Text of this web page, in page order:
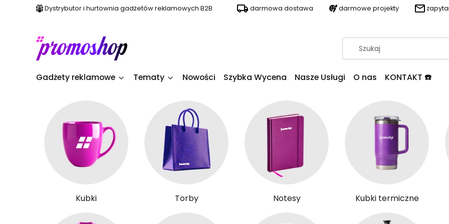
Dystrybutor i hurtownia gadżetów reklamowych B2B darmowa dostawa darmowe projekty
Gadżety reklamowe Tematy Nowości Szybka Wycena Nasze Usługi O nas KONTAKT ☎️
Kubki Torby Notesy Kubki termiczne